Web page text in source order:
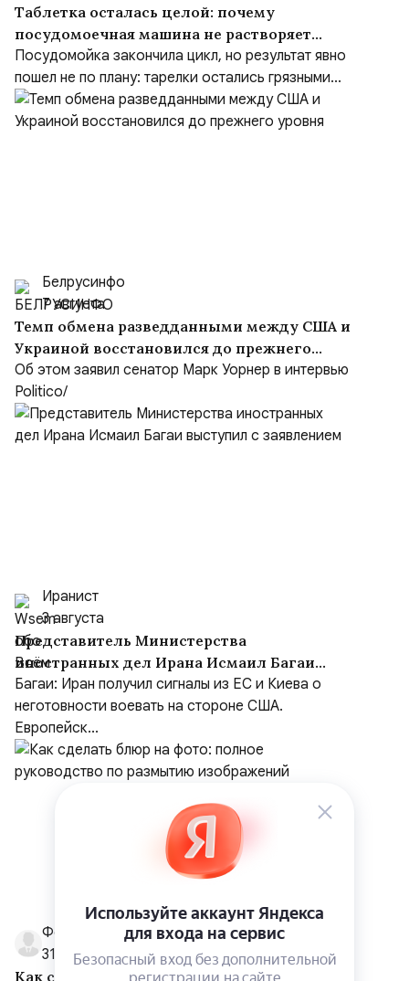
Таблетка осталась целой: почему
посудомоечная машина не растворяет
средство
Посудомойка закончила цикл, но результат явно
пошел не по плану: тарелки остались грязными...
Белрусинфо
7 августа
Темп обмена разведданными между США и
Украиной восстановился до прежнего
уровня
Об этом заявил сенатор Марк Уорнер в интервью
Politico/
Иранист
3 августа
Представитель Министерства
иностранных дел Ирана Исмаил Багаи
выступил с заявлением
Багаи: Иран получил сигналы из ЕС и Киева о
неготовности воевать на стороне США.
Европейск...
ФотоПочта
31 июля
Как сделать блюр на фото: полное